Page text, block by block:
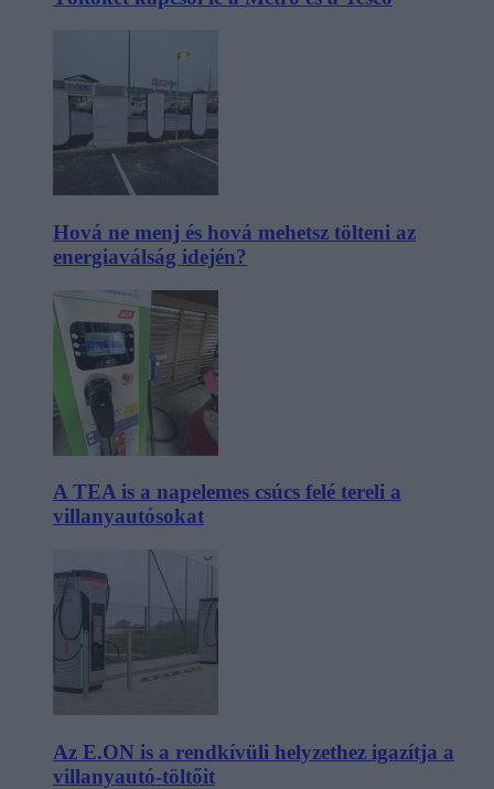
Hová ne menj és hová mehetsz tölteni az
energiaválság idején?
A TEA is a napelemes csúcs felé tereli a
villanyautósokat
Az E.ON is a rendkívüli helyzethez igazítja a
villanyautó-töltőit